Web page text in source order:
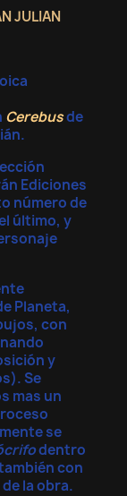
×
en su
JULIAN
Cerebusde
Ediciones
número de
último, y
Planeta,
con
y
Se
mas un
se
dentro
con
la obra.